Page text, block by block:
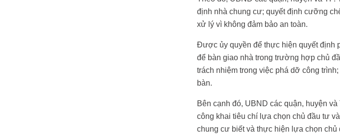
định nhà chung cư; quyết định cưỡng
xử lý vì không đảm bảo an toàn.
Được ủy quyền để thực hiện quyết định
để bàn giao nhà trong trường hợp chủ
trách nhiệm trong việc phá dỡ công
bàn.
Bên cạnh đó, UBND các quận, huyện
công khai tiêu chí lựa chọn chủ đầu tư
chung cư biết và thực hiện lựa chọn chủ